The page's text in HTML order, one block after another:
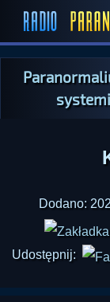
Dodano:
Udostępnij: